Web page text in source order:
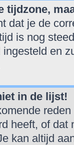
tijdzone,
dat je de
is nog
en
in de lijst!
heeft, of dat
kan altijd